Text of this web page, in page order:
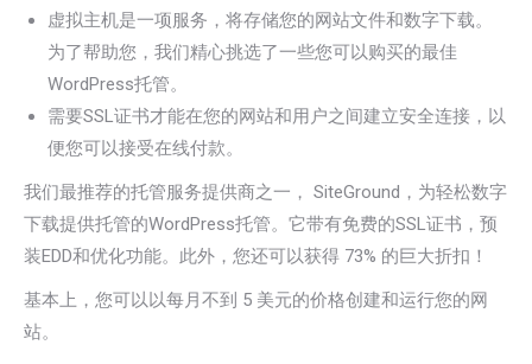
虚拟主机是一项服务，将存储您的网站文件和数字下载。
为了帮助您，我们精心挑选了一些您可以购买的最佳
WordPress托管。
需要SSL证书才能在您的网站和用户之间建立安全连接，以
便您可以接受在线付款。
我们最推荐的托管服务提供商之一， SiteGround，为轻松数字
下载提供托管的WordPress托管。它带有免费的SSL证书，预
装EDD和优化功能。此外，您还可以获得 73% 的巨大折扣！
基本上，您可以以每月不到 5 美元的价格创建和运行您的网
站。